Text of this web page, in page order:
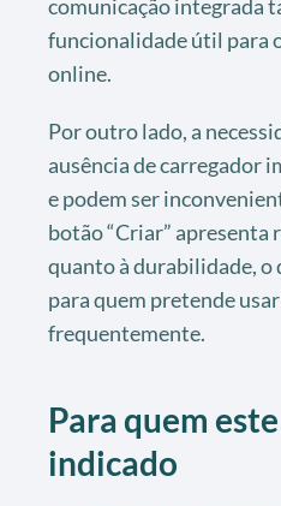
comunicação integrada
funcionalidade útil para
online.
Por outro lado, a
ausência de carregador
e podem ser
botão “Criar” apresenta
quanto à durabilidade, o
para quem pretende
frequentemente.
Para quem
indicado